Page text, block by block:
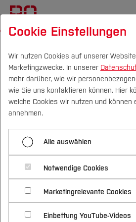
Campus Personen DE
Studium
Studienangebote
Bachelorstudiengänge
Masterstudiengänge
Vor dem Studium
Bewerben & Einschreiben
Bewerbungsportal
Im Studium
Studienbüros und
Nach dem Studium
Forschung &
Profil
Forschungs- und
Schwerpunkte (FuT)
Beratung & Förderung
Nachhaltigkeit
Nachhaltigkeit studieren
International
Nachhaltigkeitskonzept IGA
Menü
Handlungsfelder
Team
IGA 2027
HAR
Internationale
Metropole Ruhr
Cookie Einstellungen
Wir nutzen Cookies auf unserer
Marketingzwecke. In unserer
mehr darüber, wie wir
wie Sie uns kontaktieren können. Hier
welche Cookies wir nutzen und können
annehmen.
Alle auswählen
Notwendige Cookies
Marketingrelevante Cookies
Einbettung YouTube-Videos